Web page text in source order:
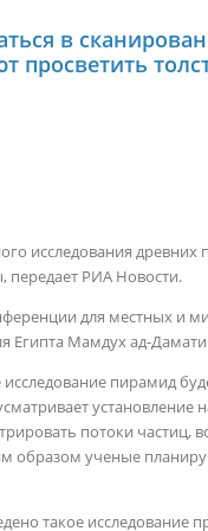
в
просветить
исследования
передает РИА Новости.
для местных и
Египта Мамдух ад-
пирамид
установление
потоки частиц,
образом ученые
такое